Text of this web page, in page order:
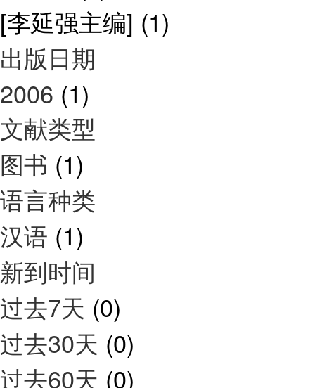
[李延强主编] (1)
出版日期
2006 (1)
文献类型
图书 (1)
语言种类
汉语 (1)
新到时间
过去7天 (0)
过去30天 (0)
过去60天 (0)